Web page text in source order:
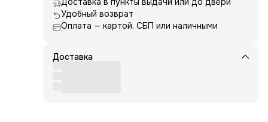
Удобный возврат
Оплата — картой, СБП или наличными
Доставка